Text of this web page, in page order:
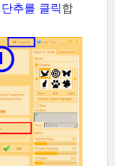
추를 클릭합